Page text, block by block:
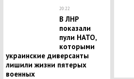
20:22
В ЛНР
показали
пули НАТО,
которыми
украинские диверсанты
лишили жизни пятерых
военных